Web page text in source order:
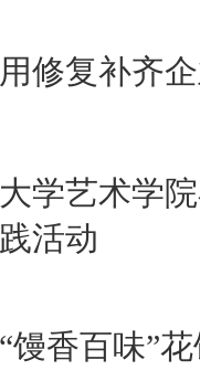
修复补齐
学艺术学
活动
馒香百味”